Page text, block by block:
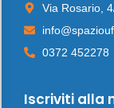
Via Rosario,
0372 452278
Iscriviti alla